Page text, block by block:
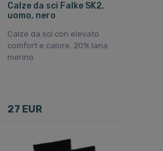
Calze da sci Falke SK2,
uomo, nero
Calze da sci con elevato
comfort e calore. 20% lana
merino
27 EUR